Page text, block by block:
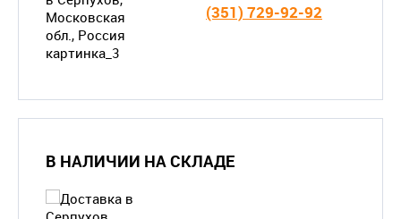
(351) 729-92-92
В НАЛИЧИИ НА СКЛАДЕ